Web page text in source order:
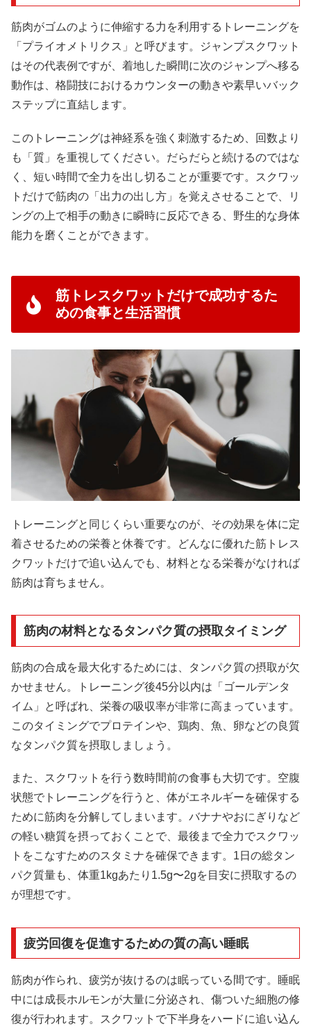
筋肉がゴムのように伸縮する力を利用するトレーニングを
「プライオメトリクス」と呼びます。ジャンプスクワット
はその代表例ですが、着地した瞬間に次のジャンプへ移る
動作は、格闘技におけるカウンターの動きや素早いバック
ステップに直結します。
このトレーニングは神経系を強く刺激するため、回数より
も「質」を重視してください。だらだらと続けるのではな
く、短い時間で全力を出し切ることが重要です。スクワッ
トだけで筋肉の「出力の出し方」を覚えさせることで、リ
ングの上で相手の動きに瞬時に反応できる、野生的な身体
能力を磨くことができます。
筋トレスクワットだけで成功するた
めの食事と生活習慣
トレーニングと同じくらい重要なのが、その効果を体に定
着させるための栄養と休養です。どんなに優れた筋トレス
クワットだけで追い込んでも、材料となる栄養がなければ
筋肉は育ちません。
筋肉の材料となるタンパク質の摂取タイミング
筋肉の合成を最大化するためには、タンパク質の摂取が欠
かせません。トレーニング後45分以内は「ゴールデンタ
イム」と呼ばれ、栄養の吸収率が非常に高まっています。
このタイミングでプロテインや、鶏肉、魚、卵などの良質
なタンパク質を摂取しましょう。
また、スクワットを行う数時間前の食事も大切です。空腹
状態でトレーニングを行うと、体がエネルギーを確保する
ために筋肉を分解してしまいます。バナナやおにぎりなど
の軽い糖質を摂っておくことで、最後まで全力でスクワッ
トをこなすためのスタミナを確保できます。1日の総タン
パク質量も、体重1kgあたり1.5g〜2gを目安に摂取するの
が理想です。
疲労回復を促進するための質の高い睡眠
筋肉が作られ、疲労が抜けるのは眠っている間です。睡眠
中には成長ホルモンが大量に分泌され、傷ついた細胞の修
復が行われます。スクワットで下半身をハードに追い込ん